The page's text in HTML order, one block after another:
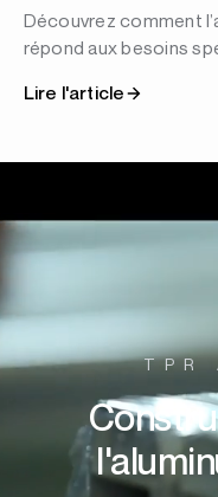
Découvrez comment
répond aux besoins
Tunisie.
Lire l'article
TPR